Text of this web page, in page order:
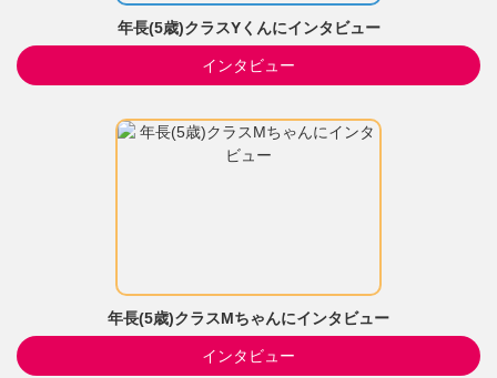
年長(5歳)クラスYくんにインタビュー
インタビュー
年長(5歳)クラスMちゃんにインタビュー
インタビュー